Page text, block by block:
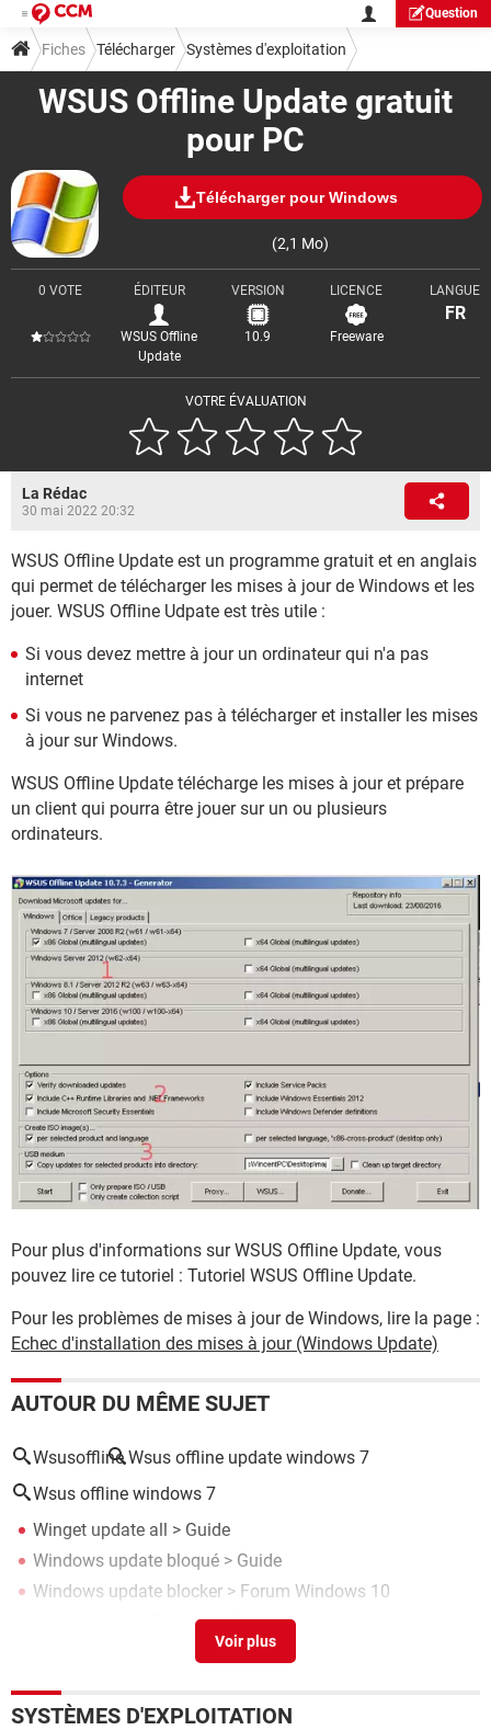
Question
WSUS Offline Update gratuit
pour PC
Télécharger pour Windows
(2,1 Mo)
VOTRE ÉVALUATION
0 VOTE ÉDITEUR
WSUS Offline
Update
VERSION
10.9
LICENCE
Freeware
LANGUE
FR
Fiches Télécharger Systèmes d'exploitation
La Rédac
30 mai 2022 20:32
WSUS Offline Update est un programme gratuit et en anglais
qui permet de télécharger les mises à jour de Windows et les
jouer. WSUS Offline Udpate est très utile :
Si vous devez mettre à jour un ordinateur qui n'a pas
internet
Si vous ne parvenez pas à télécharger et installer les mises
à jour sur Windows.
WSUS Offline Update télécharge les mises à jour et prépare
un client qui pourra être jouer sur un ou plusieurs
ordinateurs.
Pour plus d'informations sur WSUS Offline Update, vous
pouvez lire ce tutoriel : Tutoriel WSUS Offline Update.
Pour les problèmes de mises à jour de Windows, lire la page :
Echec d'installation des mises à jour (Windows Update)
AUTOUR DU MÊME SUJET
Wsusoffline Wsus offline update windows 7
Wsus offline windows 7
Winget update all > Guide
Windows update bloqué > Guide
Windows update blocker > Forum Windows 10
[résolu] >Forum BIOS
[résolu] >Forum Logiciels
SYSTÈMES D'EXPLOITATION